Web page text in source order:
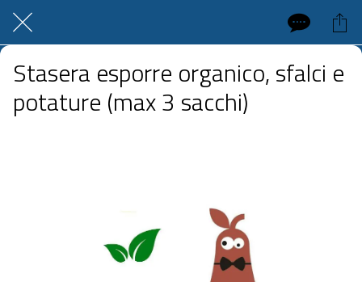
Stasera esporre organico, sfalci e
potature (max 3 sacchi)